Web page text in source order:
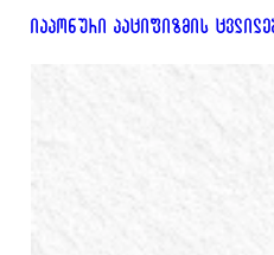
იაპონური პაციფიზმის